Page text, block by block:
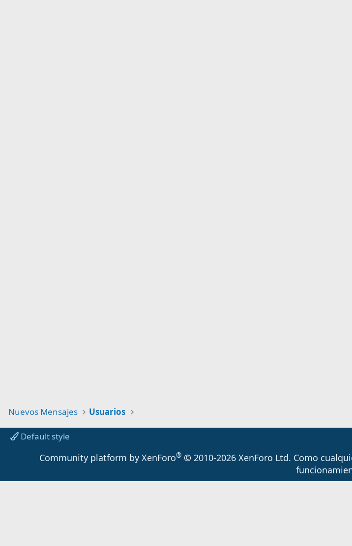
Nuevos Mensajes Usuarios
Default style
Community platform by XenForo® © 2010-2026 XenForo Ltd. Como